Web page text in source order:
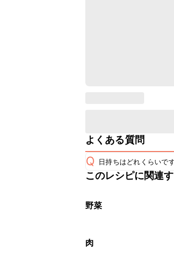
よくある質問
Q 日持ちはどれくらいで
保存期間は冷蔵で翌日
※日持ちは目安です。
このレシピに関連
野菜
肉